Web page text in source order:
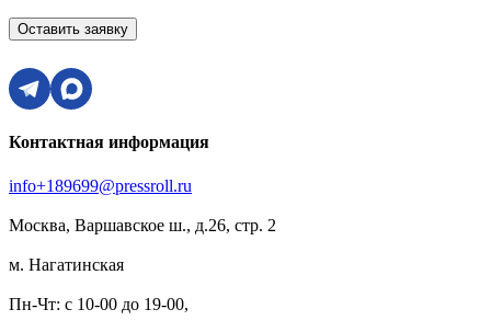
Оставить заявку
Контактная информация
info+189699@pressroll.ru
Москва, Варшавское ш., д.26, стр. 2
м. Нагатинская
Пн-Чт: с 10-00 до 19-00,